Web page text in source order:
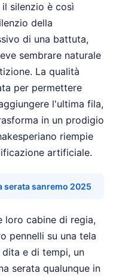
silenzio è così
della
di una battuta,
sembrare naturale
La qualità
per permettere
l'ultima fila,
in un prodigio
riempie
artificiale.
serata sanremo 2025
loro cabine di regia,
pennelli su una tela
e di tempi, un
serata qualunque in